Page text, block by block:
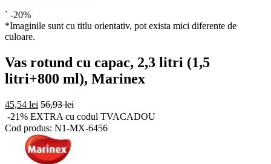
` -20%
*Imaginile sunt cu titlu orientativ, pot exista mici diferente de
culoare.
Vas rotund cu capac, 2,3 litri (1,5
litri+800 ml), Marinex
45,54 lei 56,93 lei
-21% EXTRA cu codul TVACADOU
Cod produs: N1-MX-6456